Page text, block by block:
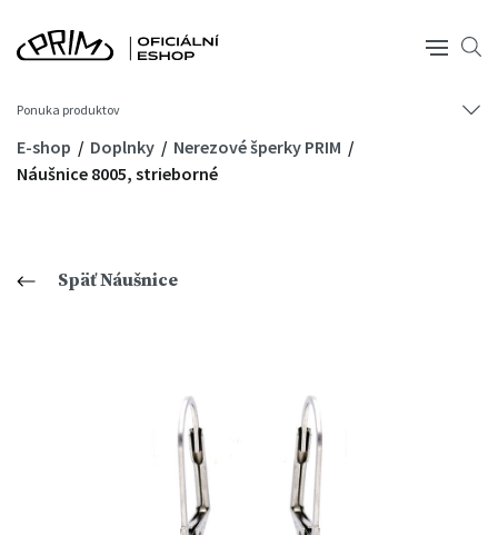
Ponuka produktov
E-shop Doplnky
Nerezové šperky PRIM
Náušnice 8005, strieborné
Späť Náušnice